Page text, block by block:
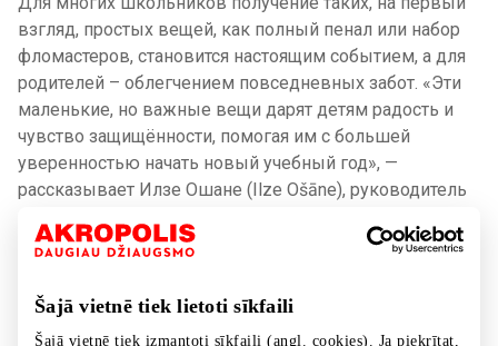
Šajā vietnē tiek lietoti sīkfaili
Šajā vietnē tiek izmantoti sīkfaili (angl. cookies). Ja piekrītat,
взгляд, простых вещей, как полный пенал или набор
фломастеров, становится настоящим событием, а для
родителей – облегчением повседневных забот. «Эти
маленькие, но важные вещи дарят детям радость и
чувство защищённости, помогая им с большей
уверенностью начать новый учебный год», —
рассказывает Илзе Ошане (Ilze Ošāne), руководитель
Ziedot.lv.
«Как отец, я осознаю, насколько важным является это
событие для детей – начало учебного года, и я рад, что